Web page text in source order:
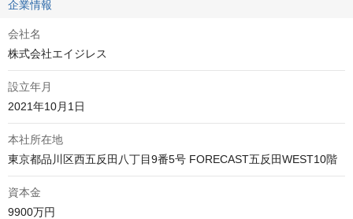
企業情報
会社名
株式会社エイジレス
設立年月
2021年10月1日
本社所在地
資本金
9900万円